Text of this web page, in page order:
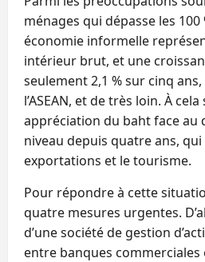
ménages qui dépasse les 100
économie informelle
intérieur brut, et une
seulement 2,1 % sur cinq
l’ASEAN, et de très loin. À cela
appréciation du baht face au
niveau depuis quatre ans, qui
exportations et le tourisme.
Pour répondre à cette
quatre mesures urgentes.
d’une société de gestion
entre banques